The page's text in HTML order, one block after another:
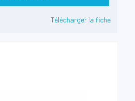
Télécharger la fiche